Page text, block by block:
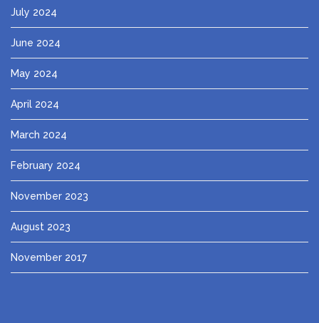
July 2024
June 2024
May 2024
April 2024
March 2024
February 2024
November 2023
August 2023
November 2017